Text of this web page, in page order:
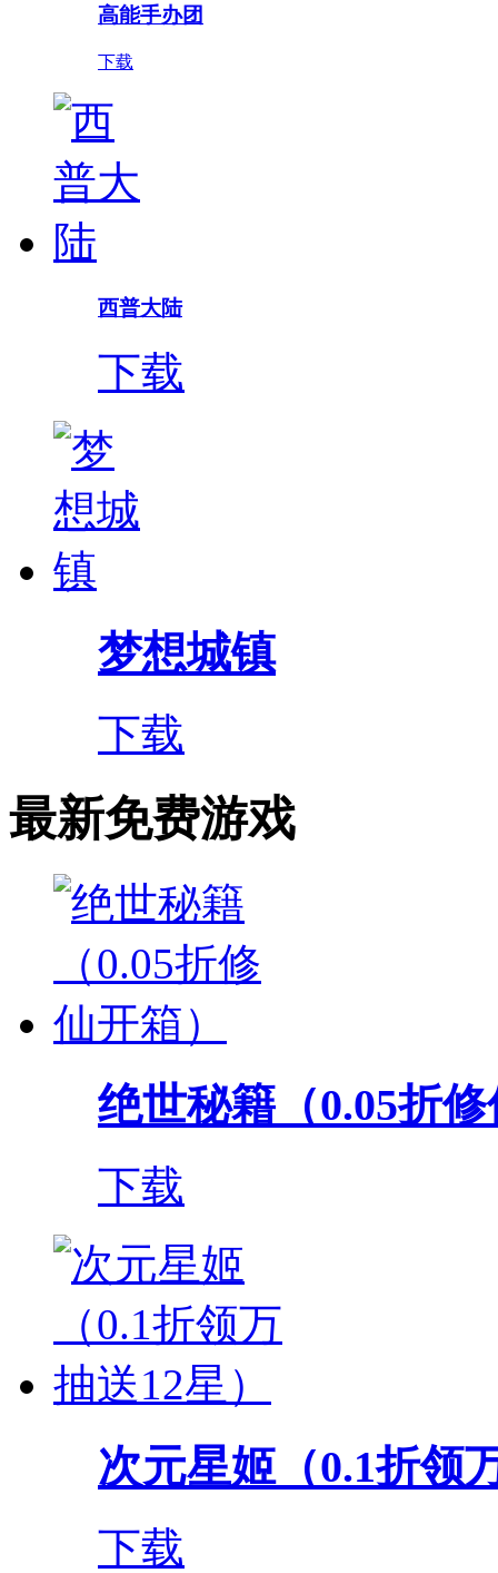
高能手办团
下载
西普大陆
下载
梦想城镇
下载
最新免费游戏
绝世秘籍（0.05折
下载
次元星姬（0.1折领
下载